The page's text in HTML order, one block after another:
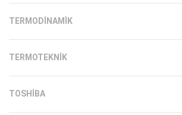
TERMODINAMIK
TERMOTEKNIK
TOSHIBA